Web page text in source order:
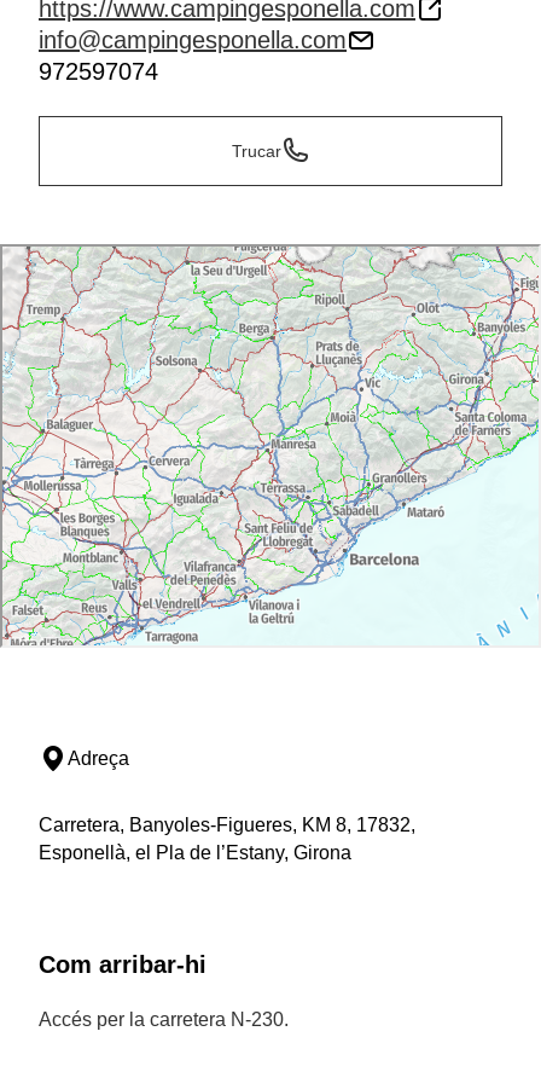
https://www.campingesponella.com
info@campingesponella.com
972597074
Trucar
Adreça
Carretera, Banyoles-Figueres, KM 8, 17832,
Esponellà, el Pla de l’Estany, Girona
Com arribar-hi
Accés per la carretera N-230.